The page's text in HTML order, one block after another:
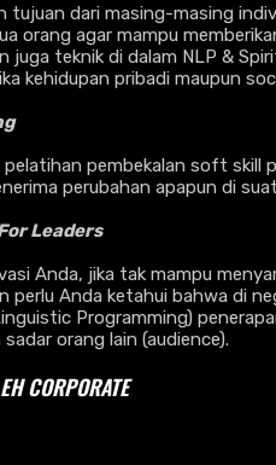
tujuan dari masing-masing
orang agar mampu
teknik di dalam NLP &
kehidupan pribadi maupun
pembekalan soft
perubahan apapun di
Leaders
Anda, jika tak mampu
perlu Anda ketahui bahwa di
Programming)
orang lain (audience).
CORPORATE